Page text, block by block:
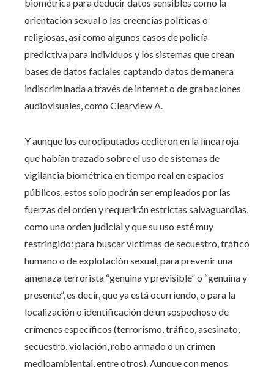
biométrica para deducir datos sensibles como la
orientación sexual o las creencias políticas o
religiosas, así como algunos casos de policía
predictiva para individuos y los sistemas que crean
bases de datos faciales captando datos de manera
indiscriminada a través de internet o de grabaciones
audiovisuales, como Clearview A.
Y aunque los eurodiputados cedieron en la línea roja
que habían trazado sobre el uso de sistemas de
vigilancia biométrica en tiempo real en espacios
públicos, estos solo podrán ser empleados por las
fuerzas del orden y requerirán estrictas salvaguardias,
como una orden judicial y que su uso esté muy
restringido: para buscar víctimas de secuestro, tráfico
humano o de explotación sexual, para prevenir una
amenaza terrorista “genuina y previsible” o “genuina y
presente”, es decir, que ya está ocurriendo, o para la
localización o identificación de un sospechoso de
crímenes específicos (terrorismo, tráfico, asesinato,
secuestro, violación, robo armado o un crimen
medioambiental, entre otros). Aunque con menos